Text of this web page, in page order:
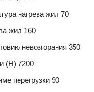
нагрева жил 70
жил 160
невозгорания 350
(Н) 7200
перегрузки 90